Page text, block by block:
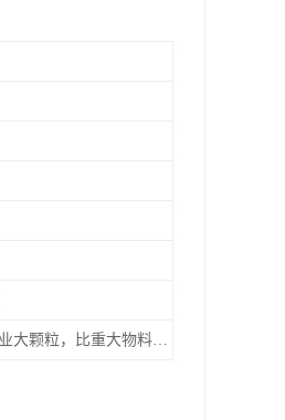
化工、矿山、冶金等行业大颗粒，比重大物料干燥，如：矿石、高炉矿渣、煤、金属粉末、磷肥、硫铵